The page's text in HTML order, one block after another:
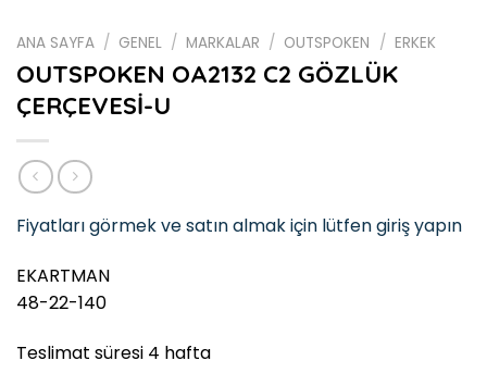
ANA SAYFA / GENEL / MARKALAR / OUTSPOKEN / ERKEK
OUTSPOKEN OA2132 C2 GÖZLÜK
ÇERÇEVESİ-U
Fiyatları görmek ve satın almak için lütfen giriş yapın
EKARTMAN
48-22-140
Teslimat süresi 4 hafta